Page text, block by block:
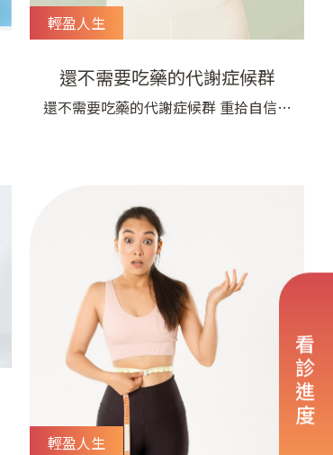
看診進度
輕盈人生
還不需要吃藥的代謝症候群
還不需要吃藥的代謝症候群 重拾自信的
然沒有到要吃藥的情況，但一直降不下
來，也是令人困擾。 醫生們現在很重視
三高的問題，因為我們發現血壓、血脂
肪和血糖會互相影響，產生所謂的「代
謝症候群」，最後造成腦
輕盈人生